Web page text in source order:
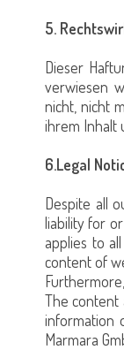
5.
Dieser
verwiesen
nicht, nicht
ihrem Inhalt
6.Legal
Despite all
liability for
applies to
content of
The content
information
Marmara